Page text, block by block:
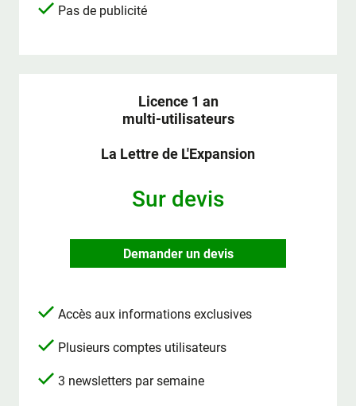
Pas de publicité
Licence 1 an
multi-utilisateurs
La Lettre de L'Expansion
Sur devis
Demander un devis
Accès aux informations exclusives
Plusieurs comptes utilisateurs
3 newsletters par semaine